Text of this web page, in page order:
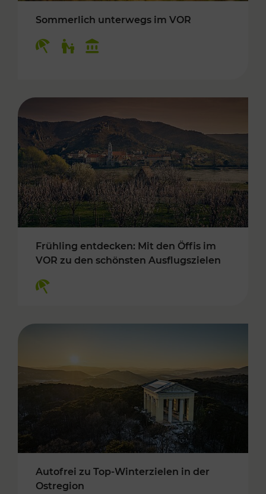
Sommerlich unterwegs im VOR
Frühling entdecken: Mit den Öffis im
VOR zu den schönsten Ausflugszielen
Autofrei zu Top-Winterzielen in der
Ostregion